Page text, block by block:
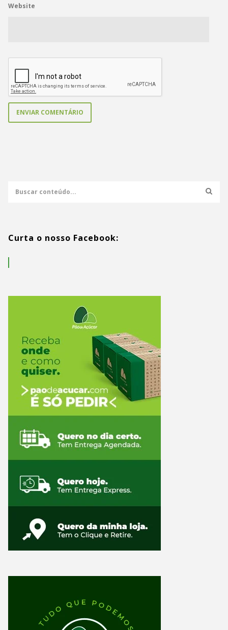
Website
Curta o nosso Facebook: